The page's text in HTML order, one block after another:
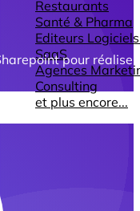
Restaurants
Santé & Pharma
Editeurs
SaaS
Agences
Consulting
et plus encore...
pour